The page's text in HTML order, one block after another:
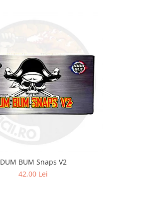
DUM BUM Snaps V2
42,00 Lei